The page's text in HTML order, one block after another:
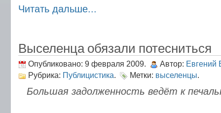
Читать дальше...
Выселенца обязали потесниться
Опубликовано: 9 февраля 2009. Автор: Евгений
Рубрика: Публицистика. Метки: выселенцы.
Большая задолженность ведёт к